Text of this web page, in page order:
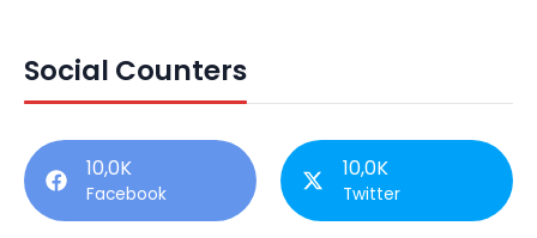
Social Counters
10,0K
Facebook
10,0K
Twitter